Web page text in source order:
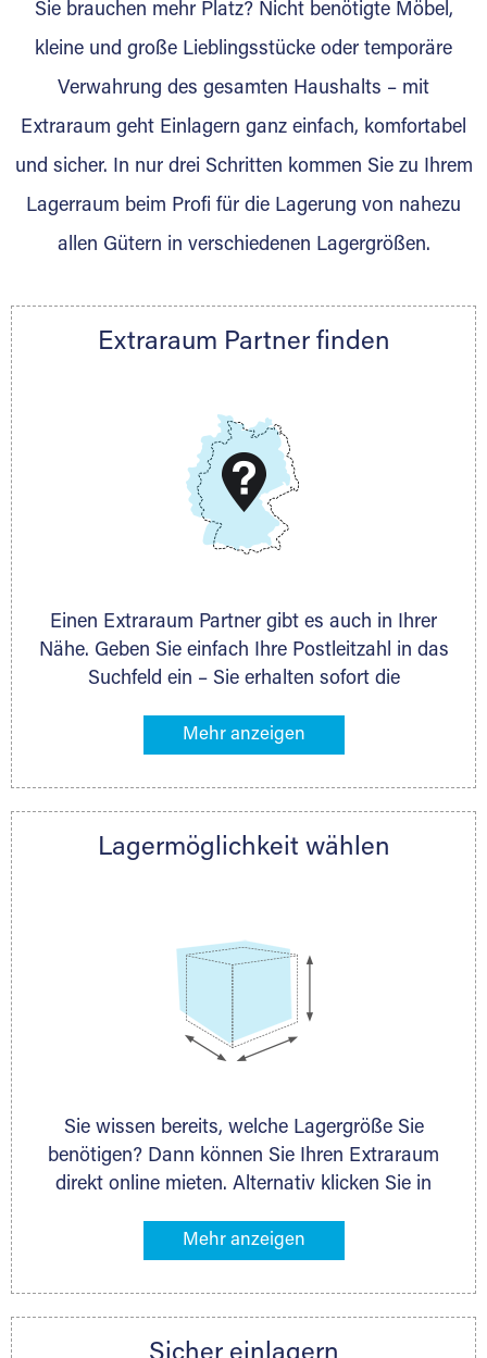
DAS SIND WIR
im Mittelpunkt. Durch Erfahrung entwickeln
wir uns stetig weiter. Termintreue, eine
freuen uns auf Ihre Anfrage. Steus Logistik
DAS KÖNNEN WIR
Wir können Ihnen nach Ihrem Platzbedarf und dem
Lagervolumen immer die exakt passende
Sie brauchen mehr Platz? Nicht benötigte Möbel,
kleine und große Lieblingsstücke oder temporäre
Verwahrung des gesamten Haushalts – mit
Extraraum geht Einlagern ganz einfach, komfortabel
und sicher. In nur drei Schritten kommen Sie zu Ihrem
Lagerraum beim Profi für die Lagerung von nahezu
allen Gütern in verschiedenen Lagergrößen.
Extraraum Partner finden
Einen Extraraum Partner gibt es auch in Ihrer
Nähe. Geben Sie einfach Ihre Postleitzahl in das
Suchfeld ein – Sie erhalten sofort die
Lagermöglichkeiten in Ihrer Nähe. An zahlreichen
direkt online mieten. Gibt es Extraraum noch
nächstgelegenen Partner und besprechen alles
Lagermöglichkeit wählen
Sie wissen bereits, welche Lagergröße Sie
benötigen? Dann können Sie Ihren Extraraum
direkt online mieten. Alternativ klicken Sie in
Gegenstände an, die Sie einlagern möchten –
ermittelt. Natürlich steht Ihnen Ihr Extraraum